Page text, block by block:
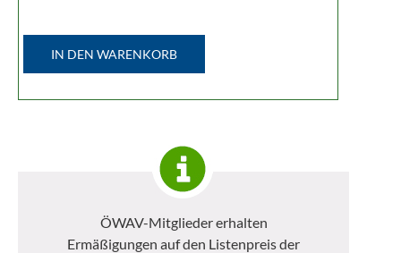
IN DEN WARENKORB
ÖWAV-Mitglieder erhalten
Ermäßigungen auf den Listenpreis der